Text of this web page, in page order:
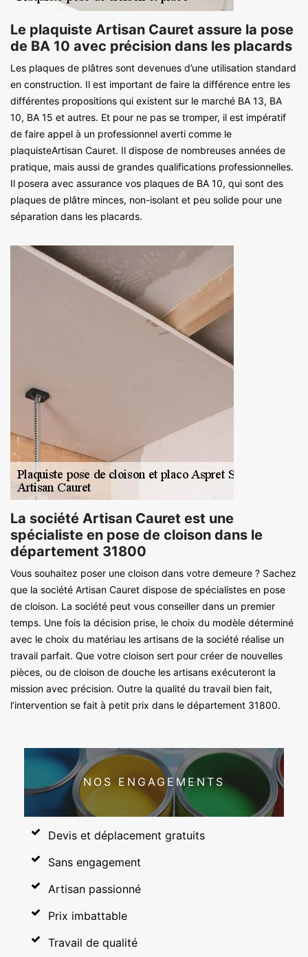
Le plaquiste Artisan Cauret assure la pose
de BA 10 avec précision dans les placards
Les plaques de plâtres sont devenues d’une utilisation standard
en construction. Il est important de faire la différence entre les
différentes propositions qui existent sur le marché BA 13, BA
10, BA 15 et autres. Et pour ne pas se tromper, il est impératif
de faire appel à un professionnel averti comme le
plaquisteArtisan Cauret. Il dispose de nombreuses années de
pratique, mais aussi de grandes qualifications professionnelles.
Il posera avec assurance vos plaques de BA 10, qui sont des
plaques de plâtre minces, non-isolant et peu solide pour une
séparation dans les placards.
La société Artisan Cauret est une
spécialiste en pose de cloison dans le
département 31800
Vous souhaitez poser une cloison dans votre demeure ? Sachez
que la société Artisan Cauret dispose de spécialistes en pose
de cloison. La société peut vous conseiller dans un premier
temps. Une fois la décision prise, le choix du modèle déterminé
avec le choix du matériau les artisans de la société réalise un
travail parfait. Que votre cloison sert pour créer de nouvelles
pièces, ou de cloison de douche les artisans exécuteront la
mission avec précision. Outre la qualité du travail bien fait,
l’intervention se fait à petit prix dans le département 31800.
NOS ENGAGEMENTS
Devis et déplacement gratuits
Sans engagement
Artisan passionné
Prix imbattable
Travail de qualité